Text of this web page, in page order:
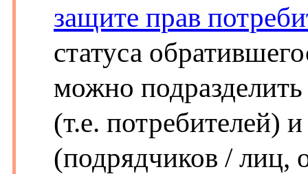
защите прав
статуса
можно
(т.е. потребителей)
(подрядчиков / лиц,